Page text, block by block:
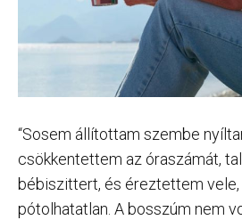
“Sosem állítottam szembe
csökkentettem az óraszámát,
bébiszittert, és éreztettem vele,
pótolhatatlan. A bosszúm nem